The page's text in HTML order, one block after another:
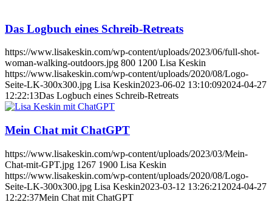
Das Logbuch eines Schreib-Retreats
https://www.lisakeskin.com/wp-content/uploads/2023/06/full-shot-
woman-walking-outdoors.jpg 800 1200 Lisa Keskin
https://www.lisakeskin.com/wp-content/uploads/2020/08/Logo-
Seite-LK-300x300.jpg Lisa Keskin2023-06-02 13:10:092024-04-27
12:22:13Das Logbuch eines Schreib-Retreats
Mein Chat mit ChatGPT
https://www.lisakeskin.com/wp-content/uploads/2023/03/Mein-
Chat-mit-GPT.jpg 1267 1900 Lisa Keskin
https://www.lisakeskin.com/wp-content/uploads/2020/08/Logo-
Seite-LK-300x300.jpg Lisa Keskin2023-03-12 13:26:21 2024-04-27
12:22:37Mein Chat mit ChatGPT